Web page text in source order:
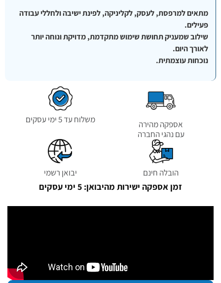
מתאים למרפסת, לעסק, לקליניקה, לפינת ישיבה ולחללי עבודה
פעילים.
שילוב שמעניק תחושת שימוש מתקדמת, מדויקת ונוחה יותר
לאורך היום.
נוכחות עוצמתית.
אספקה מהירה
עם נהגי החברה
משלוח עד 5 ימי עסקים
הובלה חינם יבואן רשמי
זמן אספקה ישירות מהיבואן: 5 ימי עסקים